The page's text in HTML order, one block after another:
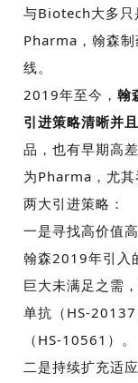
与Biotech大多只
Pharma ，翰森
线。
2019年至今， 翰
引进策略清晰并
品，也有早期高
为Pharma ，尤
两大引进策略：
一是寻找高价值
翰森2019年引入
巨大未满足之需
单抗（ HS-20137
（ HS-10561 ）。
二是持续扩充适